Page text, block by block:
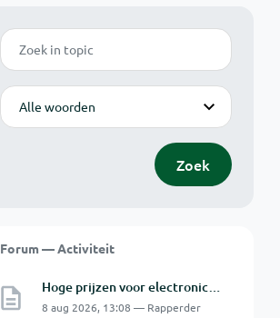
Zoek
Modus
Zoek
Forum — Activiteit
Hoge prijzen voor electronica hobbyisten
8 aug 2026, 13:08 — Rapperder